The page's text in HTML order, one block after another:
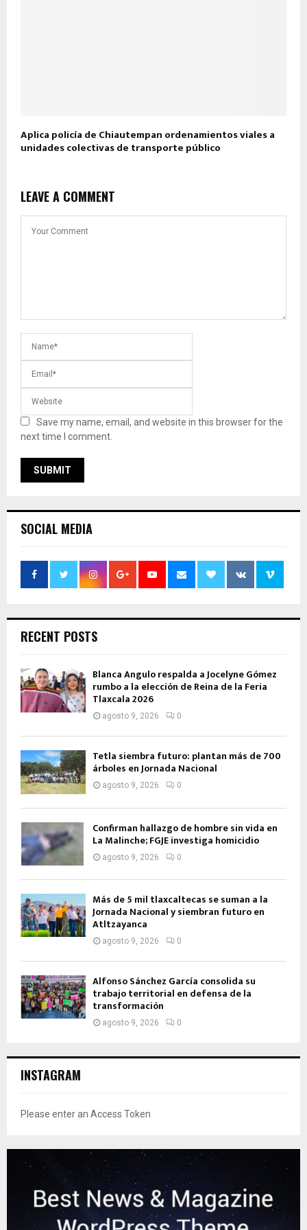
Aplica policía de Chiautempan ordenamientos viales a
unidades colectivas de transporte público
LEAVE A COMMENT
Save my name, email, and website in this browser for the
next time I comment.
SOCIAL MEDIA
RECENT POSTS
Blanca Angulo respalda a Jocelyne Gómez
rumbo a la elección de Reina de la Feria
Tlaxcala 2026
agosto 9, 2026 0
Tetla siembra futuro: plantan más de 700
árboles en Jornada Nacional
agosto 9, 2026 0
Confirman hallazgo de hombre sin vida en
La Malinche; FGJE investiga homicidio
agosto 9, 2026 0
Más de 5 mil tlaxcaltecas se suman a la
Jornada Nacional y siembran futuro en
Atltzayanca
agosto 9, 2026 0
Alfonso Sánchez García consolida su
trabajo territorial en defensa de la
transformación
agosto 9, 2026 0
INSTAGRAM
Please enter an Access Token